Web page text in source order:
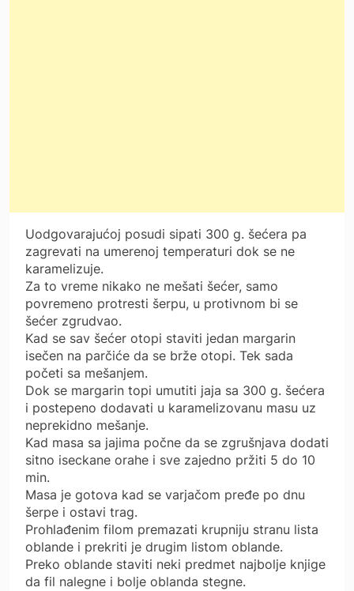
Uodgovarajućoj posudi sipati 300 g. šećera pa
zagrevati na umerenoj temperaturi dok se ne
karamelizuje.
Za to vreme nikako ne mešati šećer, samo
povremeno protresti šerpu, u protivnom bi se
šećer zgrudvao.
Kad se sav šećer otopi staviti jedan margarin
isečen na parčiće da se brže otopi. Tek sada
početi sa mešanjem.
Dok se margarin topi umutiti jaja sa 300 g. šećera
i postepeno dodavati u karamelizovanu masu uz
neprekidno mešanje.
Kad masa sa jajima počne da se zgrušnjava dodati
sitno iseckane orahe i sve zajedno pržiti 5 do 10
min.
Masa je gotova kad se varjačom pređe po dnu
šerpe i ostavi trag.
Prohlađenim filom premazati krupniju stranu lista
oblande i prekriti je drugim listom oblande.
Preko oblande staviti neki predmet najbolje knjige
da fil nalegne i bolje oblanda stegne.